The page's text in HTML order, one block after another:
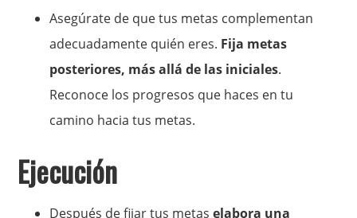
Asegúrate de que tus metas complementan
adecuadamente quién eres. Fija metas
posteriores, más allá de las iniciales.
Reconoce los progresos que haces en tu
camino hacia tus metas.
Ejecución
Después de fijar tus metaselabora una